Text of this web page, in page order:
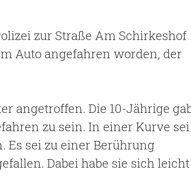
zur Straße Am Schirkeshof
Auto angefahren worden, der
angetroffen. Die 10-Jährige
zu sein. In einer Kurve
sei zu einer Berührung
Dabei habe sie sich